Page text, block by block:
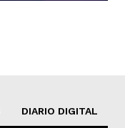
DIARIO DIGITAL